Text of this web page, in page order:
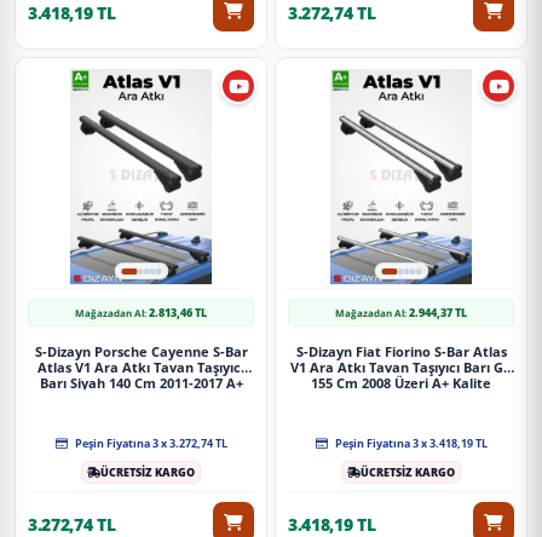
3.418,19 TL 3.272,74 TL
Mağazadan Al:2.813,46 TL
S-Dizayn Porsche Cayenne S-Bar
Atlas V1 Ara Atkı Tavan Taşıyıcı
Barı Siyah 140 Cm 2011-2017 A+
Peşin Fiyatına 3 x 3.272,74 TL
ÜCRETSİZ KARGO
3.272,74 TL
Mağazadan Al:2.944,37 TL
S-Dizayn Fiat Fiorino S-Bar Atlas
V1 Ara Atkı Tavan Taşıyıcı Barı Gri
155 Cm 2008 Üzeri A+ Kalite
Peşin Fiyatına 3 x 3.418,19 TL
ÜCRETSİZ KARGO
3.418,19 TL